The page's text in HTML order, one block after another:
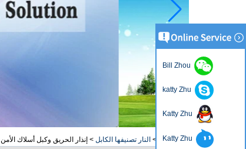
منزل، بيت > النار تصنيفها الكابل > إنذار الحريق وكبل أسلاك الأمن
Bill Zhou